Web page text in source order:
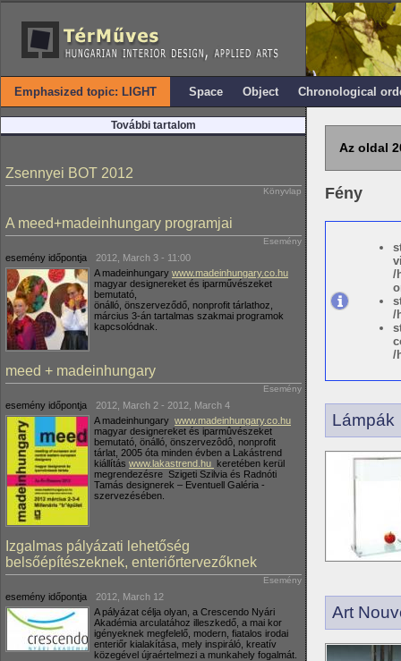
Emphasized topic: LIGHT Space Object Chronological
További tartalom
Zsennyei BOT 2012
Könyvlap
A meed+madeinhungary programjai
Esemény
esemény időpontja
2012, March 3 - 11:00
A madeinhungary www.madeinhungary.co.hu
magyar designereket és iparművészeket
bemutató,
önálló, önszerveződő, nonprofit tárlathoz,
március 3-án tartalmas szakmai programok
kapcsolódnak.
meed + madeinhungary
Esemény
esemény időpontja 2012, March 2 - 2012, March 4
A madeinhungary www.madeinhungary.co.hu
magyar designereket és iparmûvészeket
bemutató, önálló, önszervezôdô, nonprofit
tárlat, 2005 óta minden évben a Lakástrend
kiállítás www.lakastrend.hu keretében kerül
megrendezésre Szigeti Szilvia és Radnóti
Tamás designerek – Eventuell Galéria -
szervezésében.
Izgalmas pályázati lehetőség
belsőépítészeknek, enteriőrtervezőknek
Esemény
esemény időpontja
2012, March 12
A pályázat célja olyan, a Crescendo Nyári
Akadémia arculatához illeszkedő, a mai kor
igényeknek megfelelő, modern, fiatalos irodai
enteriőr kialakítása, mely inspiráló, kreatív
közegével újraértelmezi a munkahely fogalmát.
Az oldal
Fény
/
/
/
Lámpák
Art